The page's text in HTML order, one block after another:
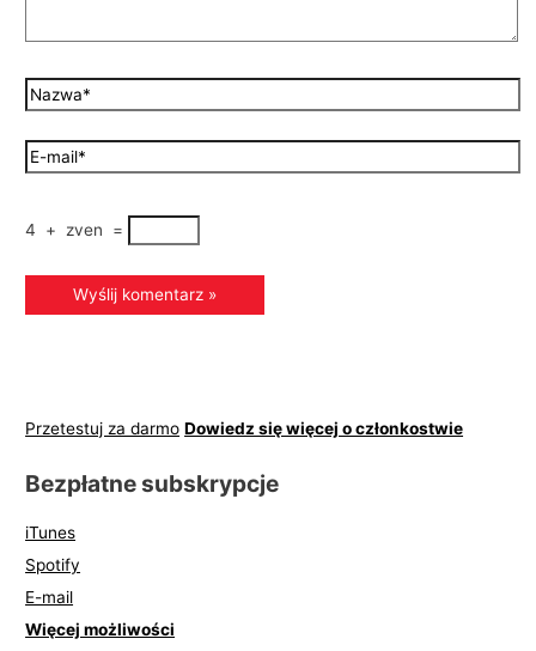
4 + zven =
Przetestuj za darmo Dowiedz się więcej o członkostwie
Bezpłatne subskrypcje
iTunes
Spotify
E-mail
Więcej możliwości